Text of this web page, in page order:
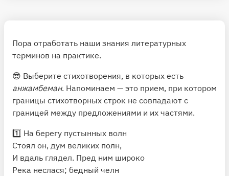
Зачем так делать? Чтобы придать фразам большую
подвижность и текучесть.
🧐 Мы видим уже упомянутый нами сложный
синтаксис Бродского.Интересно, например,
разгадать фразу «В доверчивости, чьи плоды
теперь он пожинал, виня себя, он зачерпнул воды и
впился в телогрейку ртом». Виня себя в
доверчивости? Или зачерпнул воды в
доверчивости? От этого зависит и интонация
чтения, и смысл.
Пора отработать наши знания литературных
терминов на практике.
😎 Выберите стихотворения, в которых есть
анжамбеман. Напоминаем — это прием, при котором
границы стихотворных строк не совпадают с
границей между предложениями и их частями.
1️⃣ На берегу пустынных волн
Стоял он, дум великих полн,
И вдаль глядел. Пред ним широко
Река неслася; бедный челн